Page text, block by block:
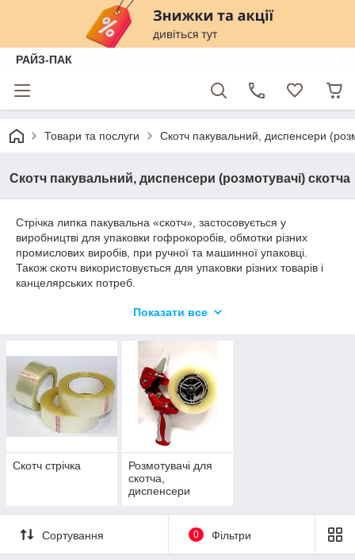
РАЙЗ-ПАК
Товари та послуги Скотч пакувальний, диспенсери
Скотч пакувальний, диспенсери (розмотувачі) скотча
Стрічка липка пакувальна «скотч», застосовується у
виробництві для упаковки гофрокоробів, обмотки різних
промислових виробів, при ручної та машинної упаковці.
Також скотч використовується для упаковки різних товарів і
канцелярських потреб.
Ви можете замовити у нас скотч з логотипом (брендований
впізнаваною, захищеною і більш інформативною.
Показати все
Скотч стрічка
Розмотувачі для
скотча,
диспенсери
Сортування 0 Фільтри